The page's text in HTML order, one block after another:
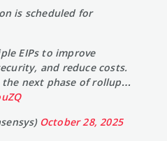
is scheduled for
EIPs to improve
and reduce costs.
the next phase of rollup…
October 28, 2025